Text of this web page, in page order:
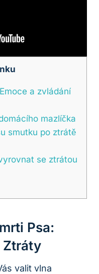
a zvládání
mazlíčka
smutku po ztrátě
se ztrátou
Psa:
Ztráty
valit vlna